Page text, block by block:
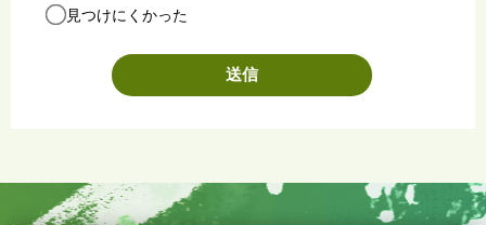
見つけにくかった